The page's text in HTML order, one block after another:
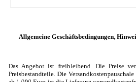
Allgemeine Geschäftsbedingungen,
Das Angebot ist freibleibend. Die Preise
Preisbestandteile. Die